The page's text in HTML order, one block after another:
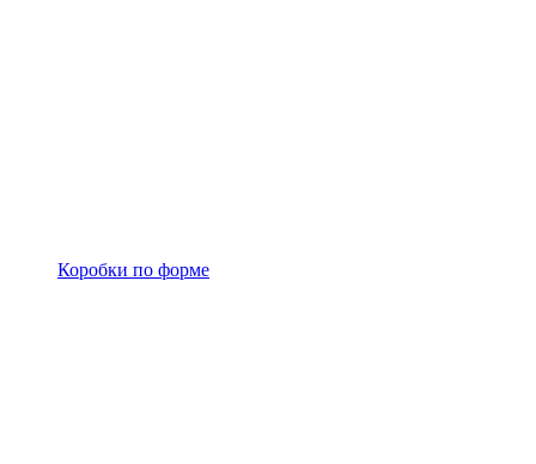
Коробки по форме